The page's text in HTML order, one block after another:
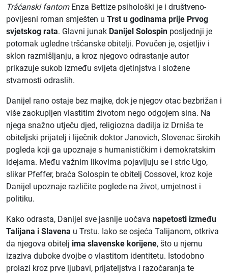
Tršćanski fantomEnza Bettize psihološki je i društveno-
povijesni roman smješten u Trst u godinama prije Prvog
svjetskog rata. Glavni junak Danijel Solospin posljednji je
potomak ugledne tršćanske obitelji. Povučen je, osjetljiv i
sklon razmišljanju, a kroz njegovo odrastanje autor
prikazuje sukob između svijeta djetinjstva i složene
stvarnosti odraslih.
Danijel rano ostaje bez majke, dok je njegov otac bezbrižan i
više zaokupljen vlastitim životom nego odgojem sina. Na
njega snažno utječu djed, religiozna dadilja iz Drniša te
obiteljski prijatelj i liječnik doktor Janovich, Slovenac širokih
pogleda koji ga upoznaje s humanističkim i demokratskim
idejama. Među važnim likovima pojavljuju se i stric Ugo,
slikar Pfeffer, braća Solospin te obitelj Cossovel, kroz koje
Danijel upoznaje različite poglede na život, umjetnost i
politiku.
Kako odrasta, Danijel sve jasnije uočava napetosti između
Talijana i Slavena u Trstu. Iako se osjeća Talijanom, otkriva
da njegova obitelj ima slavenske korijene, što u njemu
izaziva duboke dvojbe o vlastitom identitetu. Istodobno
prolazi kroz prve ljubavi, prijateljstva i razočaranja te